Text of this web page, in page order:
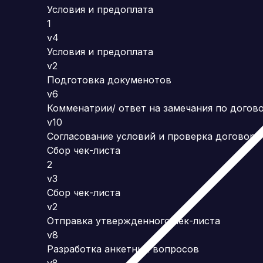
Условия и предоплата
1
v4
Условия и предоплата
v2
Подготовка докуменотов
v6
Комменатрии/ ответ на замечания по
v10
Согласование условий и проверка договора
Сбор чек-листа
2
v3
Сбор чек-листа
v2
Отправка утвержденного чек-листа
v8
Разработка анкетных вопросов